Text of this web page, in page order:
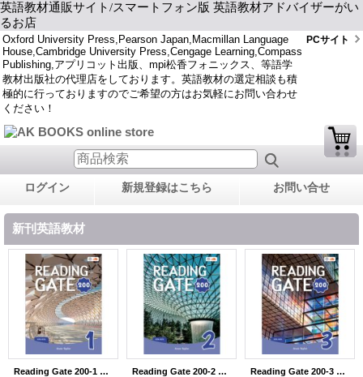
英語教材通販サイト/スマートフォン版 英語教材アドバイザーがい
るお店
Oxford University Press,Pearson Japan,Macmillan Language
House,Cambridge University Press,Cengage Learning,Compass
Publishing,アプリコット出版、mpi松香フォニックス、等語学
教材出版社の代理店をしております。英語教材の選定相談も積
極的に行っておりますのでご希望の方はお気軽にお問い合わせ
ください！
PCサイト
ログイン 新規登録はこちら お問い合せ
新刊英語教材
Reading Gate 200-1 Student Book with Workbook and Audio QR
Reading Gate 200-2 Student Book with Workbook and Audio QR
Reading Gate 200-3 Student Book with Workbook and Audio QR